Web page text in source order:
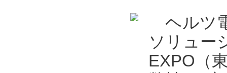
ヘルツ
ソリュー
EXPO（